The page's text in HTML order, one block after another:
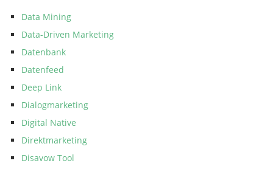
Data Mining
Data-Driven Marketing
Datenbank
Datenfeed
Deep Link
Dialogmarketing
Digital Native
Direktmarketing
Disavow Tool